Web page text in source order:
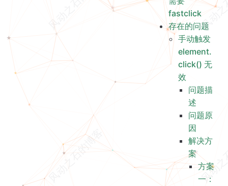
fastclick
存在的问题
手动触发
element.
click() 无
效
问题描
述
问题原
因
解决方
案
方案
一：